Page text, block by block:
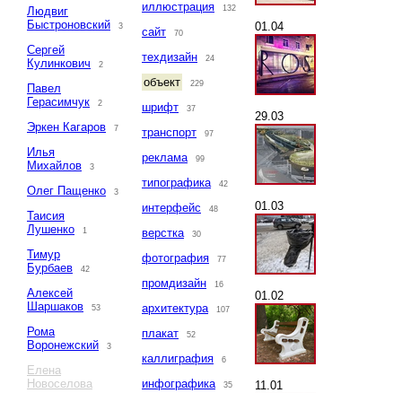
Людвиг
Быстроновский
3
Сергей
Кулинкович
2
Павел
Герасимчук
2
Эркен Кагаров 7
Илья
Михайлов
3
Олег Пащенко 3
Таисия
Лушенко
1
Тимур
Бурбаев
42
Алексей
Шаршаков
53
Рома
Воронежский
3
Елена
Новоселова
иллюстрация 132
сайт 70
техдизайн 24
объект 229
шрифт 37
транспорт 97
реклама 99
типографика 42
интерфейс 48
верстка 30
фотография 77
промдизайн 16
архитектура 107
плакат 52
каллиграфия 6
инфографика 35
01.04
29.03
01.03
01.02
11.01